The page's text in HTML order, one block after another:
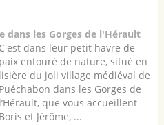
dans les Gorges de l'Hérault
C'est dans leur petit havre de
paix entouré de nature, situé en
lisière du joli village médiéval de
Puéchabon dans les Gorges de
l’Hérault, que vous accueillent
Boris et Jérôme, ...